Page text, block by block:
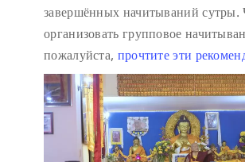
завершённых начитываний сутры.
организовать групповое
пожалуйста, прочтите эти